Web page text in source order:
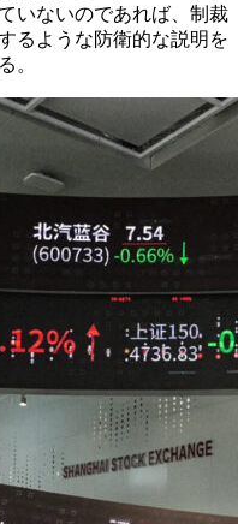
いないのであれば、制裁
るような防衛的な説明を
。